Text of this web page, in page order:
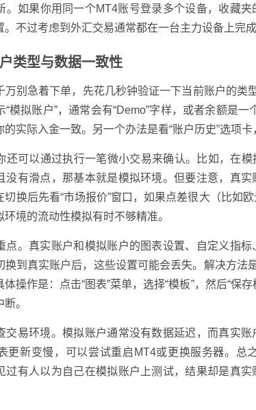
。如果你用同一个MT4账号登录多个设备，收藏夹
。不过考虑到外汇交易通常都在一台主力设备上完
类型与数据一致性
万别急着下单，先花几秒钟验证一下当前账户的类
“模拟账户”，通常会有“Demo”字样，或者余额是
实际入金一致。另一个办法是看“账户历史”选项卡
还可以通过执行一笔微小交易来确认。比如，在
没有滑点，那基本就是模拟环境。但要注意，真
切换后先看“市场报价”窗口，如果点差很大（比如
境的流动性模拟有时不够精准。
点。真实账户和模拟账户的图表设置、自定义指
换到真实账户后，这些设置可能会丢失。解决方法
操作是：点击“图表”菜单，选择“模板”，然后“保
。
交易环境。模拟账户通常没有数据延迟，而真实
更新变慢，可以尝试重启MT4或更换服务器。总
过有人以为自己在模拟账户上测试，结果却是真